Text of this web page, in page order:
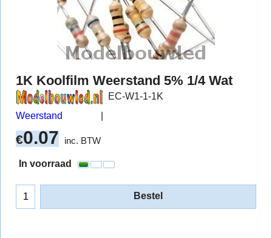
1K Koolfilm Weerstand 5% 1/4 Wat
Weerstand
EC-W1-1-1K
€0.07 inc. BTW
In voorraad
Bestel